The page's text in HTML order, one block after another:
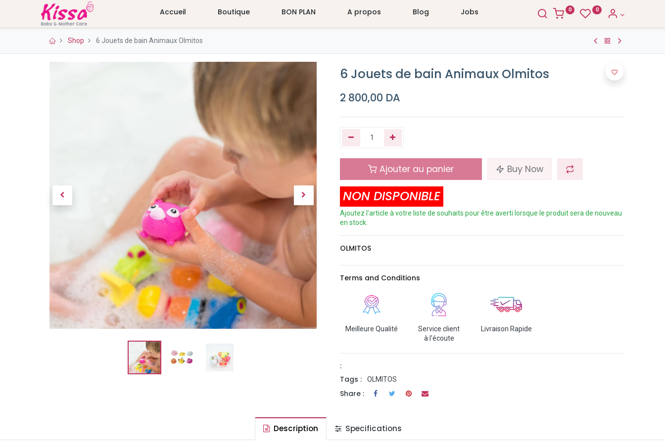
Accueil Boutique BON PLAN A propos Blog Jobs 0 0
Shop 6 Jouets de bain Animaux Olmitos
6 Jouets de bain Animaux Olmitos
2 800,00 DA
Ajouter au panier Buy Now
NON DISPONIBLE
Ajoutez l'article à votre liste de souhaits pour être averti lorsque le produit sera de nouveau
en stock.
OLMITOS
Terms and Conditions
Meilleure Qualité
Service client
à l'écoute
Livraison Rapide
:
Tags :
OLMITOS
Share :
Description Specifications